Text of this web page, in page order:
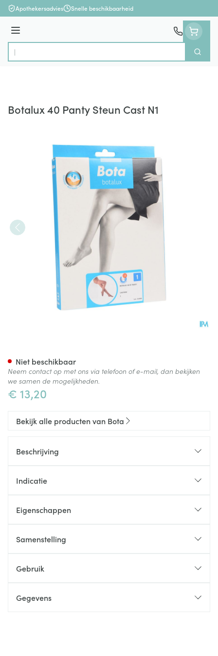
Ga naar de inhoud
Apothekersadvies Snelle beschikbaarheid
Menu
Product, merk, categorie...
Zoek
Botalux 40 Panty Steun Cast N1
€ 13,20
Niet beschikbaar
Neem contact op met ons via telefoon of e-mail, dan bekijken
we samen de mogelijkheden.
Bekijk alle producten van Bota
Beschrijving
Indicatie
Eigenschappen
Samenstelling
Gebruik
Gegevens